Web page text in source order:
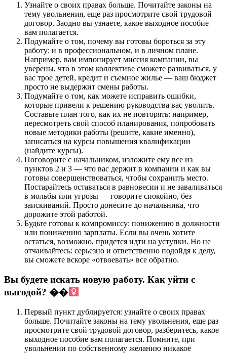
Узнайте о своих правах больше. Почитайте законы на
тему увольнения, еще раз просмотрите свой трудовой
договор. Заодно вы узнаете, какое выходное пособие
вам полагается.
Подумайте о том, почему вы готовы бороться за эту
работу: и в профессиональном, и в личном плане.
Например, вам импонирует миссия компании, вы
уверены, что в этом коллективе сможете развиваться, у
вас трое детей, кредит и съемное жилье — ваш бюджет
просто не выдержит смены работы.
Подумайте о том, как можете исправить ошибки,
которые привели к решению руководства вас уволить.
Составьте план того, как их не повторять: например,
пересмотреть свой способ планирования, попробовать
новые методики работы (решите, какие именно),
записаться на курсы повышения квалификации
(найдите курсы).
Поговорите с начальником, изложите ему все из
пунктов 2 и 3 — что вас держит в компании и как вы
готовы совершенствоваться, чтобы сохранить место.
Постарайтесь оставаться в равновесии и не заваливаться
в мольбы или угрозы — говорите спокойно, без
заискиваний. Просто донесите до начальника, что
дорожите этой работой.
Будьте готовы к компромиссу: понижению в должности
или понижению зарплаты. Если вы очень хотите
остаться, возможно, придется идти на уступки. Но не
отчаивайтесь: серьезно и ответственно подойдя к делу,
вы сможете вскоре «отвоевать» все обратно.
Вы будете искать новую работу. Как уйти с
выгодой? ��‍
Первый пункт дублируется: узнайте о своих правах
больше. Почитайте законы на тему увольнения, еще раз
просмотрите свой трудовой договор, разберитесь, какое
выходное пособие вам полагается. Помните, при
увольнении по собственному желанию никакое